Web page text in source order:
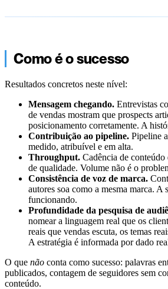
Como é o sucesso
Resultados concretos neste nível:
Mensagem chegando. Entrevistas
de vendas mostram que prospects
posicionamento corretamente. A
Contribuição ao pipeline. Pipeline
medido, atribuível e em alta.
Throughput. Cadência de conteúdo
de qualidade. Volume não é o
Consistência de voz de marca.
autores soa como a mesma marca. A
funcionando.
Profundidade da pesquisa de
nomear a linguagem real que os
reais que vendas escuta, os temas
A estratégia é informada por dado
O que não conta como sucesso: palavras
publicados, contagem de seguidores sem
conteúdo.